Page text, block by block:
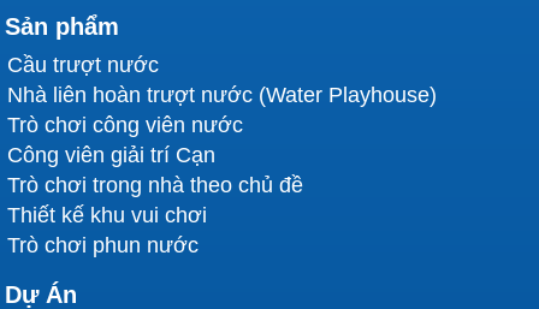
trì.
Đảm bảo sức khỏe tốt, không chơi nếu mệt.
Không đứng dậy hoặc mang vật sắc nhọn trên
tàu.
7. Vì Sao Chọn Việt Global?
Việt Globallà đơn vị hàng đầu trong thiết kế, thi
kinh nghiệm, chúng tôi thực hiện các dự án lớn như
Sản phẩm
Cầu trượt nước
Nhà liên hoàn trượt nước (Water Playhouse)
Trò chơi công viên nước
Công viên giải trí Cạn
Trò chơi trong nhà theo chủ đề
Thiết kế khu vui chơi
Trò chơi phun nước
Dự Án